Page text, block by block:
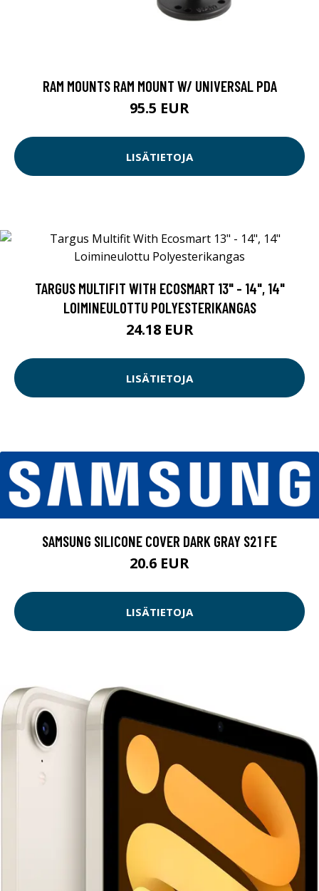
RAM MOUNTS RAM MOUNT W/ UNIVERSAL PDA
95.5 EUR
LISÄTIETOJA
TARGUS MULTIFIT WITH ECOSMART 13" - 14", 14"
LOIMINEULOTTU POLYESTERIKANGAS
24.18 EUR
LISÄTIETOJA
SAMSUNG SILICONE COVER DARK GRAY S21 FE
20.6 EUR
LISÄTIETOJA